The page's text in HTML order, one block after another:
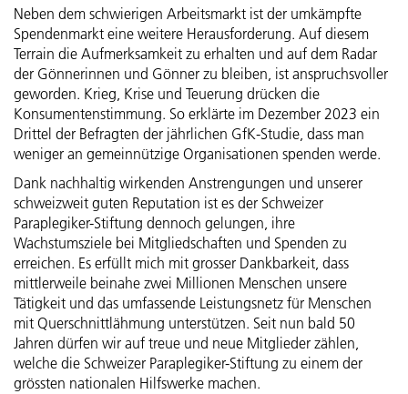
Neben dem schwierigen Arbeitsmarkt ist der umkämpfte
Spendenmarkt eine weitere Herausforderung. Auf diesem
Terrain die Aufmerksamkeit zu erhalten und auf dem Radar
der Gönnerinnen und Gönner zu bleiben, ist anspruchsvoller
geworden. Krieg, Krise und Teuerung drücken die
Konsumentenstimmung. So erklärte im Dezember 2023 ein
Drittel der Befragten der jährlichen GfK-Studie, dass man
weniger an gemeinnützige Organisationen spenden werde.
Dank nachhaltig wirkenden Anstrengungen und unserer
schweizweit guten Reputation ist es der Schweizer
Paraplegiker-Stiftung dennoch gelungen, ihre
Wachstumsziele bei Mitgliedschaften und Spenden zu
erreichen. Es erfüllt mich mit grosser Dankbarkeit, dass
mittlerweile beinahe zwei Millionen Menschen unsere
Tätigkeit und das umfassende Leistungsnetz für Menschen
mit Querschnittlähmung unterstützen. Seit nun bald 50
Jahren dürfen wir auf treue und neue Mitglieder zählen,
welche die Schweizer Paraplegiker-Stiftung zu einem der
grössten nationalen Hilfswerke machen.